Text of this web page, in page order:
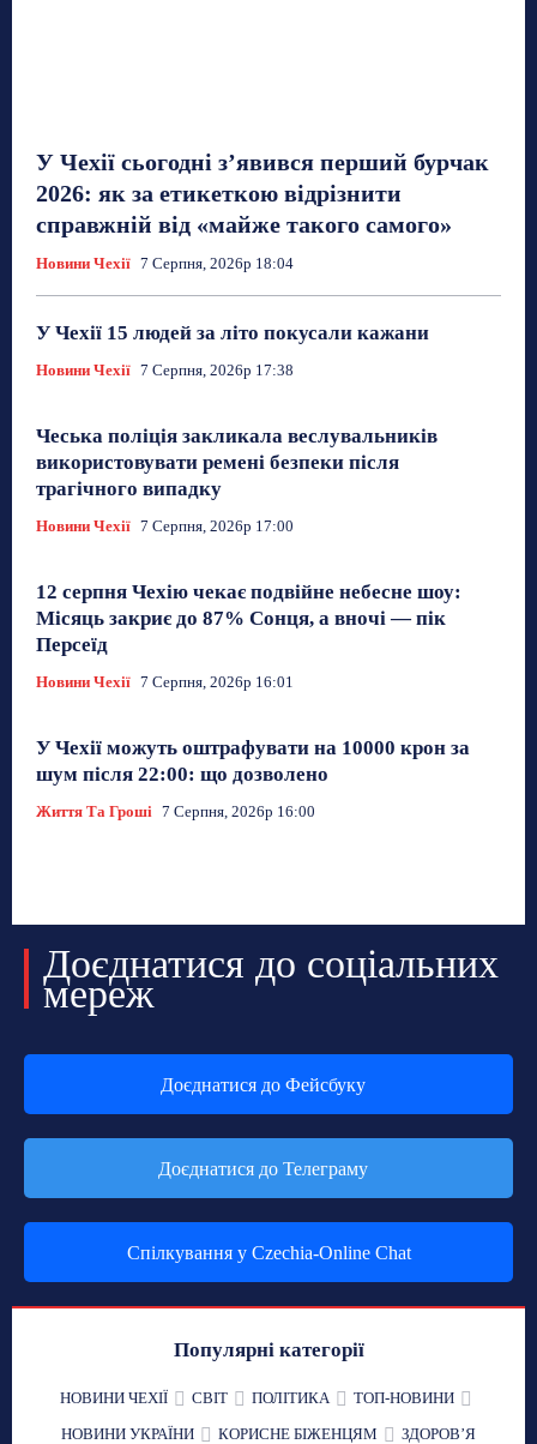
У Чехії сьогодні з’явився перший бурчак
2026: як за етикеткою відрізнити
справжній від «майже такого самого»
Новини Чехії 7 Серпня, 2026р 18:04
У Чехії 15 людей за літо покусали кажани
Новини Чехії 7 Серпня, 2026р 17:38
Чеська поліція закликала веслувальників
використовувати ремені безпеки після
трагічного випадку
Новини Чехії 7 Серпня, 2026р 17:00
12 серпня Чехію чекає подвійне небесне шоу:
Місяць закриє до 87% Сонця, а вночі — пік
Персеїд
Новини Чехії 7 Серпня, 2026р 16:01
У Чехії можуть оштрафувати на 10000 крон за
шум після 22:00: що дозволено
Життя Та Гроші 7 Серпня, 2026р 16:00
Доєднатися до соціальних
мереж
Доєднатися до Фейсбуку
Доєднатися до Телеграму
Спілкування у Czechia-Online Chat
Популярні категорії
НОВИНИ ЧЕХІЇ СВІТ ПОЛІТИКА
ТОП-НОВИНИ
НОВИНИ УКРАЇНИ
КОРИСНЕ БІЖЕНЦЯМ ЗДОРОВʼЯ